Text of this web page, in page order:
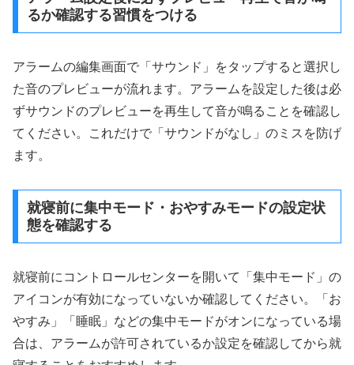
るか確認する習慣をつける
アラームの編集画面で「サウンド」をタップすると選択し
た音のプレビューが流れます。アラームを設定した後は必
ずサウンドのプレビューを再生して音が鳴ることを確認し
てください。これだけで「サウンドがなし」のミスを防げ
ます。
就寝前に集中モード・おやすみモードの設定状
態を確認する
就寝前にコントロールセンターを開いて「集中モード」の
アイコンが有効になっていないか確認してください。「お
やすみ」「睡眠」などの集中モードがオンになっている場
合は、アラームが許可されているか設定を確認してから就